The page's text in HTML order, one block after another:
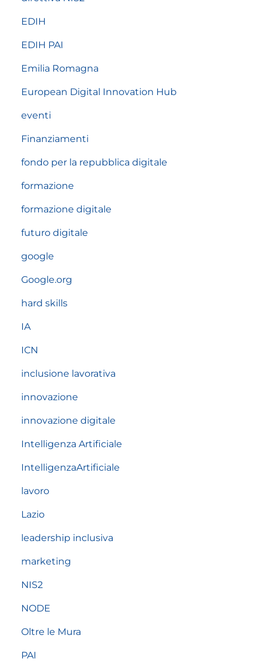
EDIH
EDIH PAI
Emilia Romagna
European Digital Innovation Hub
eventi
Finanziamenti
fondo per la repubblica digitale
formazione
formazione digitale
futuro digitale
google
Google.org
hard skills
IA
ICN
inclusione lavorativa
innovazione
innovazione digitale
Intelligenza Artificiale
IntelligenzaArtificiale
lavoro
Lazio
leadership inclusiva
marketing
NIS2
NODE
Oltre le Mura
PAI